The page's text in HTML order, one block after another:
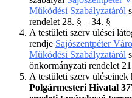
Működési Szabályzatáról
rendelet 28. § – 34. §
A testületi szerv ülései
rendje Sajószentpéter
Működési Szabályzatáról
önkormányzati rendelet
A testületi szerv üléseinek
Polgármesteri Hivatal